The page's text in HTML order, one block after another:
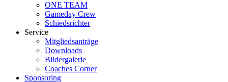
ONE TEAM
Gameday Crew
Schiedsrichter
Service
Mitgliedsanträge
Downloads
Bildergalerie
Coaches Corner
Sponsoring